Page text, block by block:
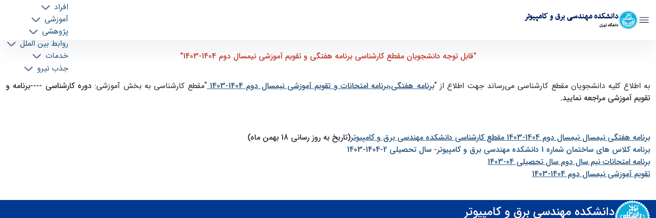
دانشکده مهندسی برق و کامپیوتر
دانشگاه تهران
افراد
آموزشی
پژوهشی
روابط بین الملل
خدمات
جذب نیرو
"قابل توجه دانشجویان مقطع کارشناسی برنامه هفتگی و تقویم آموزشی نیمسال دوم 1404-1403" - ece- دانشکده مهندسی برق و کامپیوتر
"قابل توجه دانشجویان مقطع کارشناسی برنامه هفتگی و تقویم آموزشی نیمسال دوم 1404-1403"
به اطلاع کلیه دانشجویان مقطع کارشناسی می‌رساند جهت اطلاع از "برنامه هفتگی،برنامه امتحانات و تقویم آموزشی نیمسال دوم 1404-1403 "مقطع کارشناسی به بخش آموزشی: دوره کارشناسی ----برنامه و
تقویم آموزشی مراجعه نمایید.
برنامه هفتگی نیمسال نیمسال دوم 1404-1403 مقطع کارشناسی دانشکده مهندسی برق و کامپیو تر(تاریخ به روز رسانی 18 بهمن ماه)
برنامه کلاس های ساختمان شماره 1 دانشکده مهندسی برق و کامپيوتر- سال تحصيلی 2-1404-1403
برنامه امتحانات نیم سال دوم سال تحصیلی 04-1403
تقویم آموزشی نیمسال دوم 1404-1403
دانشکده مهندسی برق و کامپیوتر